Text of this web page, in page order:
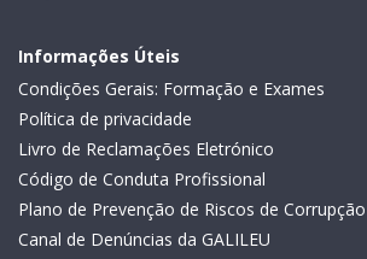
Informações Úteis
Condições Gerais: Formação e Exames
Política de privacidade
Livro de Reclamações Eletrónico
Código de Conduta Profissional
Plano de Prevenção de Riscos de Corrupção
Canal de Denúncias da GALILEU